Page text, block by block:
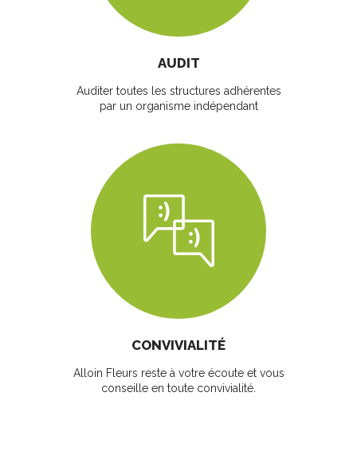
AUDIT
Auditer toutes les structures adhérentes
par un organisme indépendant
CONVIVIALITÉ
Alloin Fleurs reste à votre écoute et vous
conseille en toute convivialité.